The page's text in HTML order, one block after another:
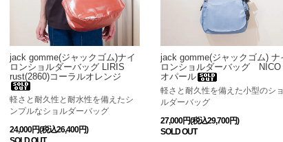
jack gomme(ジャックゴム)ナイ
ロンショルダーバッグ LIRIS
rust(2860)コーラルオレンジ
軽さと耐久性と耐水性を備えたシ
ンプルなショルダーバッグ
24,000円(税込26,400円)
jack gomme(ジャックゴム) ナ
ロンショルダーバッグ NICO
オパール
軽さと耐久性を備えた小型のショ
ルダーバッグ
27,000円(税込29,700円)
SOLD OUT